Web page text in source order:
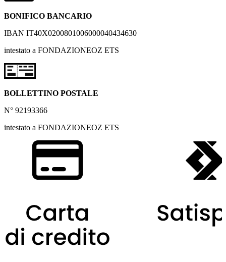
BONIFICO BANCARIO
IBAN IT40X0200801006000040434630
intestato a FONDAZIONEOZ ETS
BOLLETTINO POSTALE
N° 92193366
intestato a FONDAZIONEOZ ETS